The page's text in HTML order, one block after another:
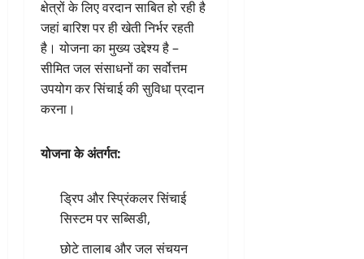
क्षेत्रों के लिए वरदान साबित हो रही है
जहां बारिश पर ही खेती निर्भर रहती
है। योजना का मुख्य उद्देश्य है –
सीमित जल संसाधनों का सर्वोत्तम
उपयोग कर सिंचाई की सुविधा प्रदान
करना।
योजना के अंतर्गत:
ड्रिप और स्प्रिंकलर सिंचाई
सिस्टम पर सब्सिडी,
छोटे तालाब और जल संचयन